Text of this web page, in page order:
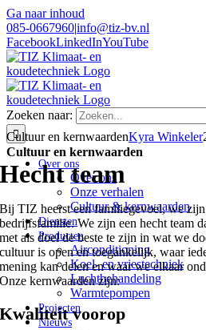
Ga naar inhoud
085-0667960|info@tiz-bv.nl
FacebookLinkedInYouTube
Zoeken naar:
Over ons
Over ons
Onze verhalen
Cultuur & kernwaarden
Diensten
Producten
Airconditioning
Koel- en vriestechniek
Luchtbehandeling
Warmtepompen
Projecten
Nieuws
Cultuur en kernwaardenKyra Winkeler
Cultuur en kernwaarden
Hecht team
Bij TIZ heerst een familiegevoel, we zijn
bedrijfsfamilie. We zijn een hecht team
met als doel de beste te zijn in wat we
cultuur is open en toegankelijk, waar
mening kan delen en waar we elkaar
Onze kernwaarden zijn:
Kwaliteit voorop